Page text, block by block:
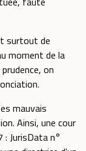
surtout de
moment de la
on
mauvais
Ainsi, une cour
JurisData n°